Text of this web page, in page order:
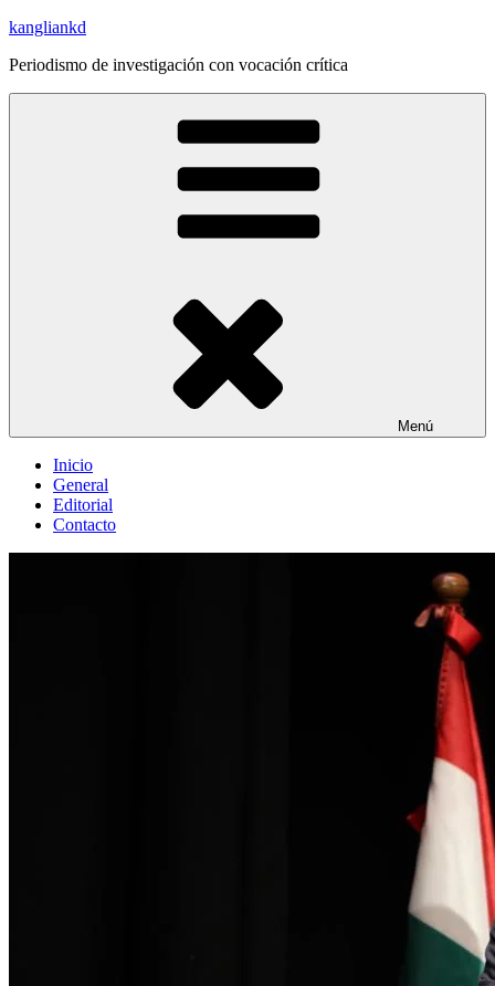
Saltar
contenido
kangliankd
Periodismo de investigación con vocación crítica
Menú
Inicio
General
Editorial
Contacto